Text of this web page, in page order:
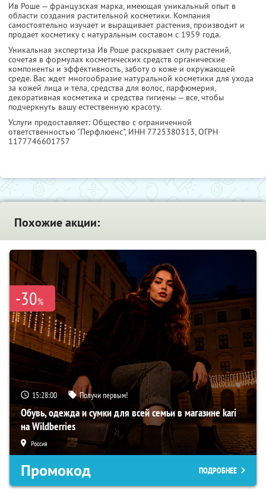
Ив Роше — французская марка, имеющая уникальный опыт в
области создания растительной косметики. Компания
самостоятельно изучает и выращивает растения, производит и
продает косметику с натуральным составом с 1959 года.
Уникальная экспертиза Ив Роше раскрывает силу растений,
сочетая в формулах косметических средств органические
компоненты и эффективность, заботу о коже и окружающей
среде. Вас ждет многообразие натуральной косметики для ухода
за кожей лица и тела, средства для волос, парфюмерия,
декоративная косметика и средства гигиены — все, чтобы
подчеркнуть вашу естественную красоту.
Услуги предоставляет: Общество с ограниченной
ответственностью "Перфлюенс", ИНН 7725380313, ОГРН
1177746601757
Похожие акции:
-30%
15:27:59 Получи первым!
Обувь, одежда и сумки для всей семьи в магазине kari
на Wildberries
Россия
Промокод ПОДРОБНЕЕ